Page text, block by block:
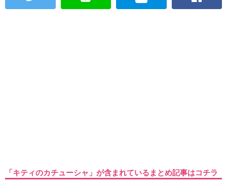
「キティのカチューシャ」が含まれているまとめ記事はコチラ